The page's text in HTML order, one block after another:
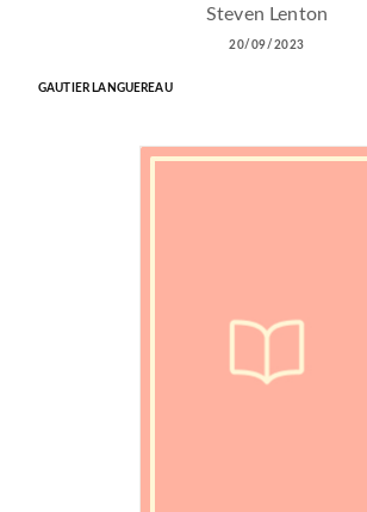
Steven Lenton
20/09/2023
GAUTIER LANGUEREAU